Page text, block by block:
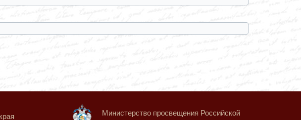
Министерство просвещения Российской